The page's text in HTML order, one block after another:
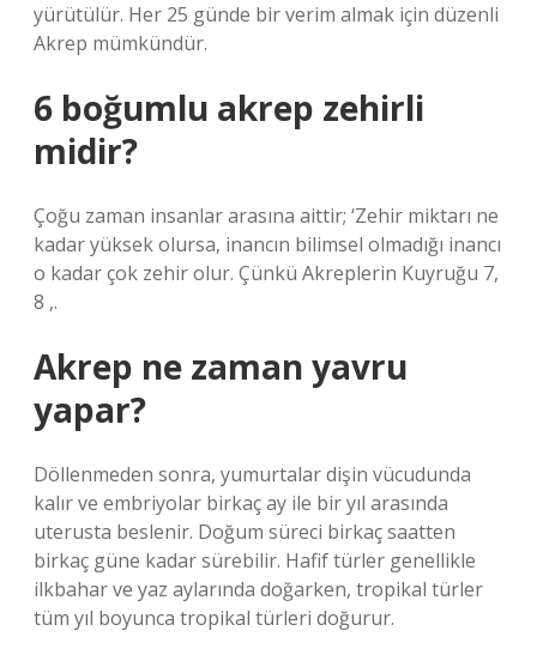
yürütülür. Her 25 günde bir verim almak için düzenli
Akrep mümkündür.
6 boğumlu akrep zehirli
midir?
Çoğu zaman insanlar arasına aittir; ‘Zehir miktarı ne
kadar yüksek olursa, inancın bilimsel olmadığı inancı
o kadar çok zehir olur. Çünkü Akreplerin Kuyruğu 7,
8 ,.
Akrep ne zaman yavru
yapar?
Döllenmeden sonra, yumurtalar dişin vücudunda
kalır ve embriyolar birkaç ay ile bir yıl arasında
uterusta beslenir. Doğum süreci birkaç saatten
birkaç güne kadar sürebilir. Hafif türler genellikle
ilkbahar ve yaz aylarında doğarken, tropikal türler
tüm yıl boyunca tropikal türleri doğurur.